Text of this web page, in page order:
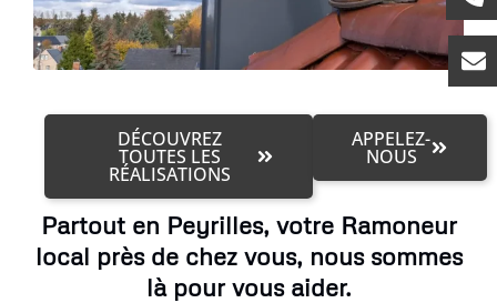
DÉCOUVREZ
TOUTES LES
RÉALISATIONS
APPELEZ-
NOUS
Partout en Peyrilles, votre Ramoneur
local près de chez vous, nous sommes
là pour vous aider.